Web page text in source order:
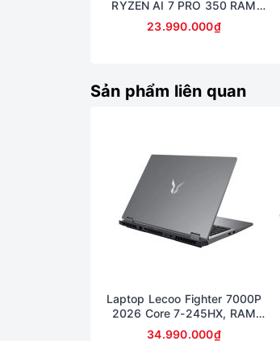
RYZEN AI 7 PRO 350 RAM
32GB SSD 512GB AMD
RADEON 860M GRAPHICS
23.990.000₫
Sản phẩm liên quan
Laptop Lecoo Fighter 7000P
2026 Core 7-245HX, RAM
16GB, SSD 512GB, RTX 5060
34.990.000₫